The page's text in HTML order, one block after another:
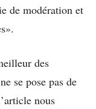
de modération et
des
se pose pas de
nous